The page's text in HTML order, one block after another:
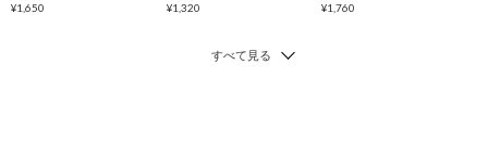
¥1,650
¥1,320
¥1,760